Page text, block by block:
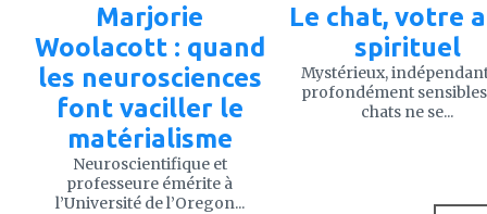
Marjorie
Woolacott : quand
les neurosciences
font vaciller le
matérialisme
Neuroscientifique et
professeure émérite à
l’Université de l’Oregon...
Le chat, votre
spirituel
Mystérieux,
profondément
chats ne se...